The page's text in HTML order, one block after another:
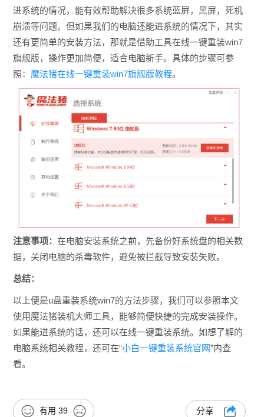
进系统的情况，能有效帮助解决很多系统蓝屏，黑屏，死机
崩溃等问题。但如果我们的电脑还能进系统的情况下，其实
还有更简单的安装方法，那就是借助工具在线一键重装win7
旗舰版，操作更加简便，适合电脑新手。具体的步骤可参
照： 魔法猪在线一键重装win7旗舰版教程。
注意事项： 在电脑安装系统之前，先备份好系统盘的相关数
据，关闭电脑的杀毒软件，避免被拦截导致安装失败。
总结：
以上便是u盘重装系统win7的方法步骤，我们可以参照本文
使用魔法猪装机大师工具，能够简便快捷的完成安装操作。
如果能进系统的话，还可以在线一键重装系统。如想了解的
电脑系统相关教程，还可在“小白一键重装系统官网”内查
看。
有用 39 分享